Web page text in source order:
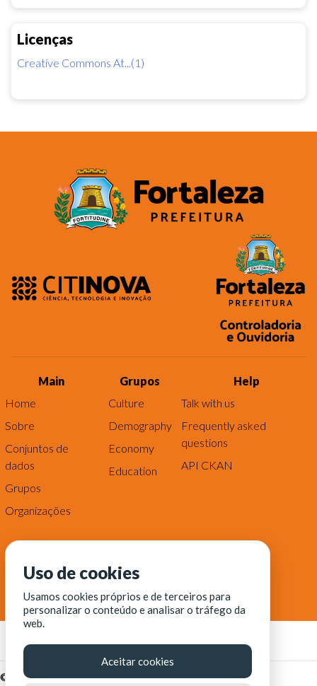
Licenças
Creative Commons At...(1)
Main
Home
Sobre
Conjuntos de
dados
Grupos
Organizações
Grupos
Culture
Demography
Economy
Education
Help
Talk with us
Frequently asked
questions
API CKAN
© Fortaleza Digital || CITINOVA - Fundação de Ciência,
Uso de cookies
Usamos cookies próprios e de terceiros para
personalizar o conteúdo e analisar o tráfego da
web.
Aceitar cookies